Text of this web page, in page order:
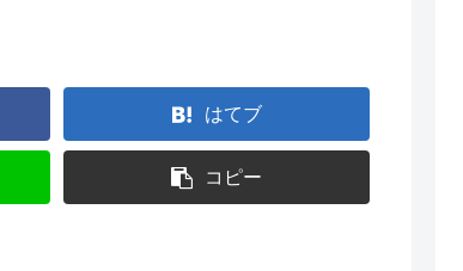
はてブ
コピー